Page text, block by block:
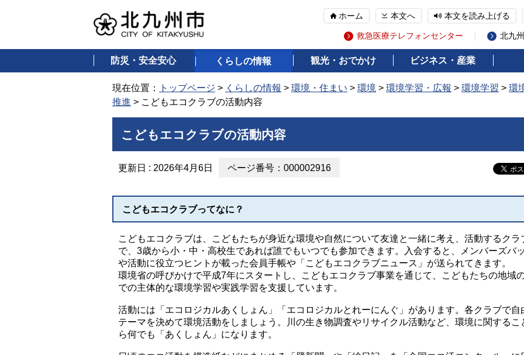
ホーム 本文へ 本文を読み上げる
救急医療テレフォンセンター 北九
防災・安全安心 くらしの情報 観光・おでかけ ビジネス・産業
現在位置： トップページ > くらしの情報 > 環境・住まい > 環境 > 環境学習・広報 > 環境学習 > 環
推進 > こどもエコクラブの活動内容
こどもエコクラブの活動内容
更新日 : 2026年4月6日 ページ番号：000002916
こどもエコクラブってなに？
こどもエコクラブは、こどもたちが身近な環境や自然について友達と一緒に考え、活動するクラ
で、3歳から小・中・高校生であれば誰でもいつでも参加できます。入会すると、メンバーズバ
や活動に役立つヒントが載った会員手帳や「こどもエコクラブニュース」が送られてきます。
環境省の呼びかけで平成7年にスタートし、こどもエコクラブ事業を通じて、こどもたちの地域
での主体的な環境学習や実践学習を支援しています。
活動には「エコロジカルあくしょん」「エコロジカルとれーにんぐ」があります。各クラブで自
テーマを決めて環境活動をしましょう。川の生き物調査やリサイクル活動など、環境に関するこ
ら何でも「あくしょん」になります。